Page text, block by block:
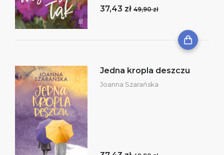
37,43 zł 49,90 zł
Jedna kropla deszczu
Joanna Szarańska